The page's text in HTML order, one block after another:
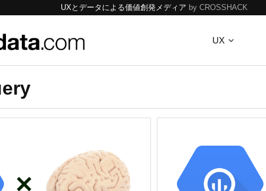
UXとデータによる価値創発メディア by CROSSHACK
UX